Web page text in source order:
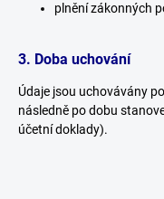
plnění zákonných
3. Doba uchování
Údaje jsou uchovávány
následně po dobu
účetní doklady).